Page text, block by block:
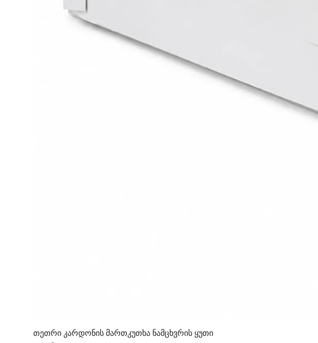
თეთრი კარდონის მართკუთხა ნამცხვრის ყუთი